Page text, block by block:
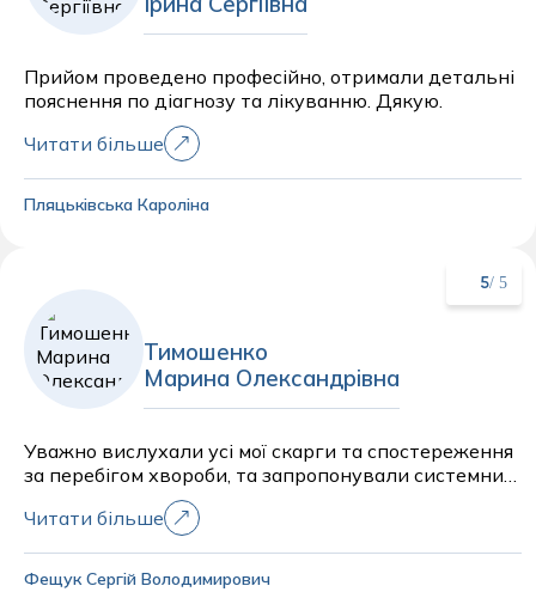
Прийом проведено професійно, отримали детальні
пояснення по діагнозу та лікуванню. Дякую.
Читати більше
Пляцьківська Кароліна
5/ 5
Тимошенко
Марина Олександрівна
Уважно вислухали усі мої скарги та спостереження
за перебігом хвороби, та запропонували системний
підхід до лікування та встановлення діагнозу.
Читати більше
Фещук Сергій Володимирович